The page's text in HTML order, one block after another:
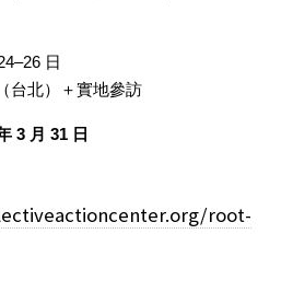
日
台北）＋實地參訪
3 月 31 日
root-